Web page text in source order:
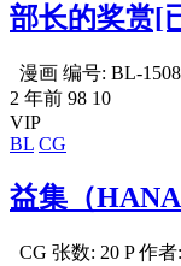
部长的奖赏[
漫画 编号: BL-
2 年前 98 10
VIP
BL CG
益集（
CG 张数: 20 P 作